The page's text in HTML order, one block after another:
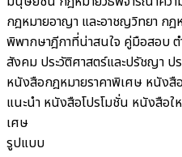
กฎหมายอาญา และอาชญวิทยา กฎ
พิพากษาฎีกาที่น่าสนใจ คู่มือสอบ
สังคม ประวัติศาสตร์และปรัชญา ป
หนังสือกฎหมายราคาพิเศษ หนังสื
แนะนำ หนังสือโปรโมชั่น หนังสือใ
เศษ
รูปแบบ